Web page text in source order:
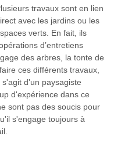
travaux sont en lien
avec les jardins ou les
verts. En fait, ils
d’entretiens
des arbres, la tonte de
ces différents travaux,
d'un paysagiste
d'expérience dans ce
sont pas des soucis pour
s'engage toujours à